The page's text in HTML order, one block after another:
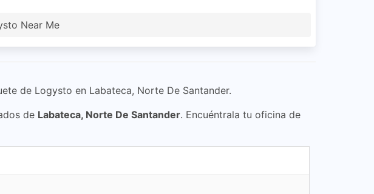
Near Me
de Logysto en Labateca, Norte De Santander.
de Labateca, Norte De Santander. Encuéntrala tu oficina de